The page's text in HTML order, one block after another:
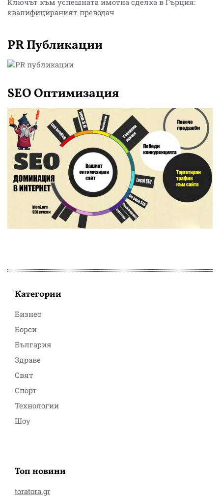
Ключът към успешната имотна сделка в Гърция:
квалифицираният преводач
PR Публикации
SEO Оптимизация
Категории
Бизнес
Борси
България
Здраве
Свят
Спорт
Технологии
Шоу
Топ новини
toratora.gr